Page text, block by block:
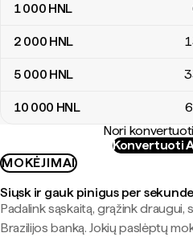
1 000 HNL
2 000 HNL
5 000 HNL
10 000 HNL
Nori
Konvertuoti
MOKĖJIMAI
Siųsk ir gauk pinigus per
Padalink sąskaitą, grąžink draugui,
Brazilijos banką. Jokių paslėptų